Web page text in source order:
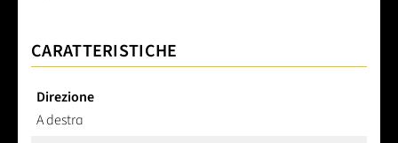
CARATTERISTICHE
Direzione
A destra